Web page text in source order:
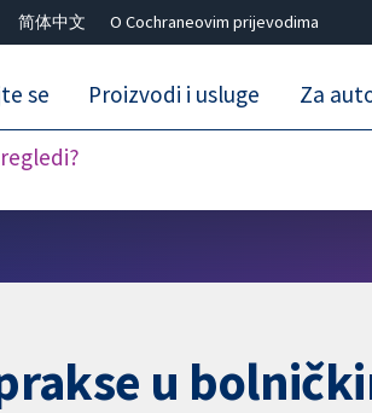
简体中文 O Cochraneovim prijevodima
se Proizvodi i usluge Za
u